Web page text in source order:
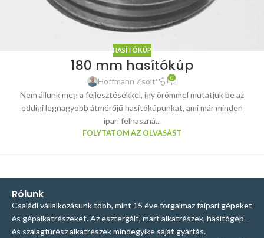
HASÍTÓKÚP
180 mm hasítókúp
Hoffmann Zsolt 0
Nem állunk meg a fejlesztésekkel, így örömmel mutatjuk be az
eddigi legnagyobb átmérőjű hasítókúpunkat, ami már minden
ipari felhaszná...
FOLYTATOM AZ OLVASÁST
Rólunk
Családi vállalkozásunk több, mint 15 éve forgalmaz faipari gépeket
és gépalkatrészeket. Az esztergált, mart alkatrészek, hasítógép-
és szalagfűrész alkatrészek mindegyike saját gyártás.